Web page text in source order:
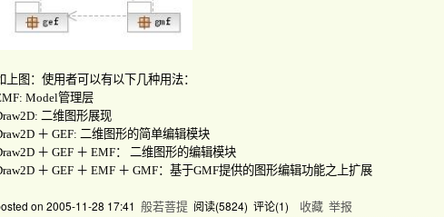
上图：使用者可以有以下几种用法：
Model管理层
二维图形展现
＋ GEF: 二维图形的简单编辑模块
＋ GEF ＋ EMF：
二维图形的编辑模块
＋ GEF ＋ EMF ＋ GMF：基于GMF提供的图形编辑功能之上扩展
on 2005-11-28 17:41 般若菩提阅读(5824) 评论(1) 收藏 举报